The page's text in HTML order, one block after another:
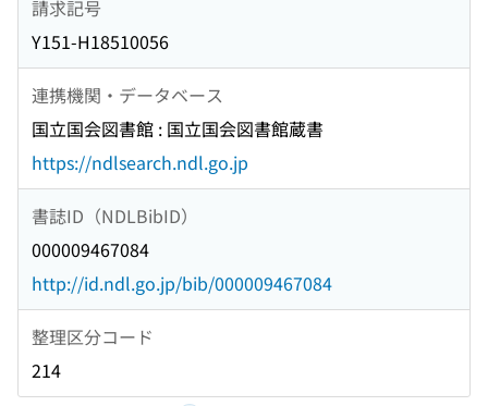
請求記号
Y151-H18510056
連携機関・データベース
国立国会図書館 : 国立国会図書館蔵書
https://ndlsearch.ndl.go.jp
書誌ID（NDLBibID）
000009467084
http://id.ndl.go.jp/bib/000009467084
整理区分コード
214